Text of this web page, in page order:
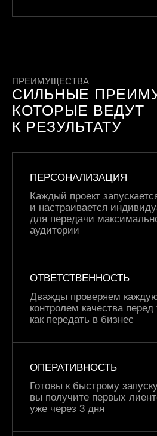
ПРЕИМУЩЕСТВА
СИЛЬНЫЕ
КОТОРЫЕ ВЕДУТ
К РЕЗУЛЬТАТУ
ПЕРСОНАЛИЗАЦИЯ
Каждый проект
и настраивается
для передачи
аудитории
ОТВЕТСТВЕННОСТЬ
Дважды проверяем
контролем качества перед
как передать в бизнес
ОПЕРАТИВНОСТЬ
Готовы к быстрому
вы получите первых
уже через 3 дня